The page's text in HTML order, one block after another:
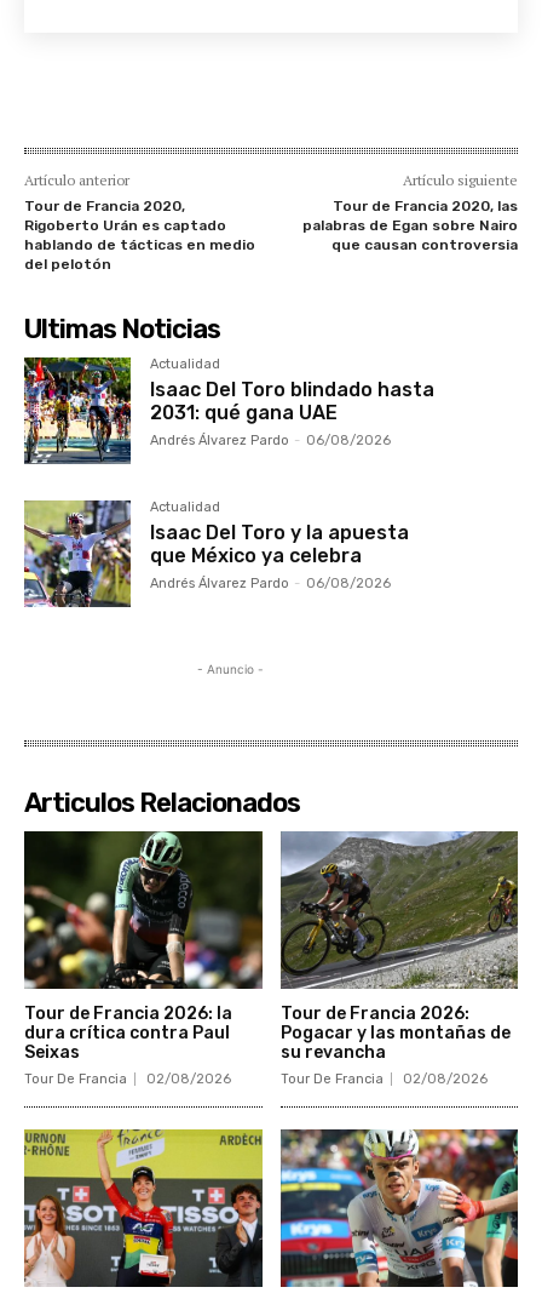
Artículo anterior
Tour de Francia 2020,
Rigoberto Urán es captado
hablando de tácticas en medio
del pelotón
Artículo siguiente
Tour de Francia 2020, las
palabras de Egan sobre Nairo
que causan controversia
Ultimas Noticias
Actualidad
Isaac Del Toro blindado hasta
2031: qué gana UAE
Andrés Álvarez Pardo - 06/08/2026
Actualidad
Isaac Del Toro y la apuesta
que México ya celebra
Andrés Álvarez Pardo - 06/08/2026
- Anuncio -
Articulos Relacionados
Tour de Francia 2026: la
dura crítica contra Paul
Seixas
Tour De Francia 02/08/2026
Tour de Francia 2026:
Pogacar y las montañas de
su revancha
Tour De Francia 02/08/2026